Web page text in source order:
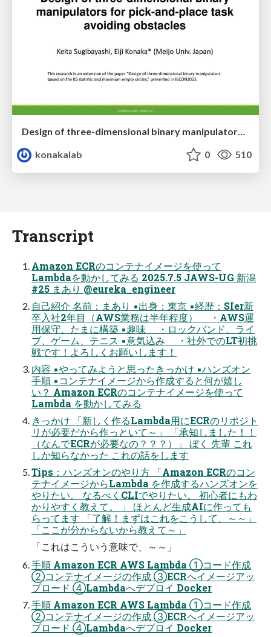
konakalab
0 510
Transcript
Amazon ECRのコンテナイメージを使って
Lambdaを動かしてみる 2025.7.5 JAWS-UG 新潟
#25 まあり @eureka_engineer
自己紹介 名前：まあり ▪出身：東京 ▪経歴：SIer新
卒入社2年目（AWS業務は半年程度） ・AWS運
用保守、たまに構築 ▪趣味 ・ロックバンド、ライ
ブ、ゲーム、テニス ▪意気込み ・社外でのLT初挑
戦です！よろしくお願いします！
内容 ▪やってみようと思ったきっかけ ▪ハンズオン
手順 ▪コンテナイメージから作成すると何が嬉し
い？ Amazon ECRのコンテナイメージを使って
Lambda を動かしてみる
きっかけ 「新しく作るLambda用にECRのリポジト
リが必要だから作っといて～」 「承知しました！！
（なんでECRが必要なの？？？）」 ぼく 先輩 これ
しか知らなかった これの話をします
Tips：ハンズオンのやり方 「Amazon ECRのコン
テナイメージからLambda を作成するハンズオンを
やりたい。 なるべくCLIでやりたい。 初心者にもわ
かりやすく教えて。 」 ほとんど生成AIに作っても
らってます 「了解！まずはこれをこうして、～～」
「ここが分からないから教えて～」
「これはこういう意味で、～～」
手順 Amazon ECR AWS Lambda ①コード作成
②コンテナイメージの作成 ③ECRへイメージアッ
プロード ④Lambdaへデプロイ Docker
手順 Amazon ECR AWS Lambda ①コード作成
②コンテナイメージの作成 ③ECRへイメージアッ
プロード ④Lambdaへデプロイ Docker